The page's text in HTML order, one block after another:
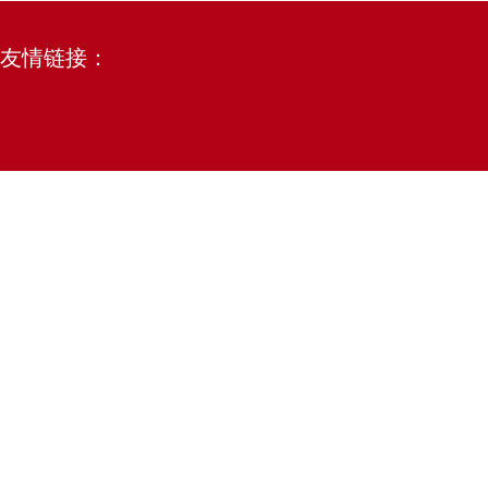
友情链接：